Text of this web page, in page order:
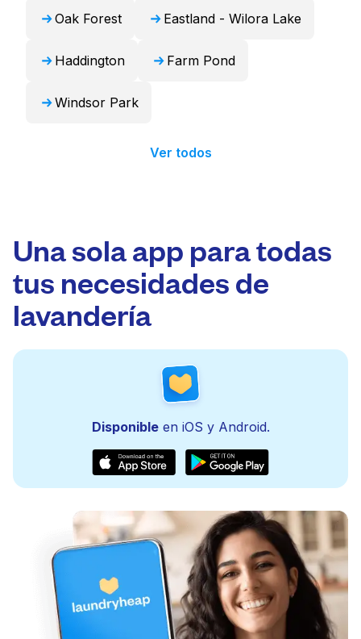
Oak Forest Eastland - Wilora Lake
Haddington Farm Pond
Windsor Park
Ver todos
Una sola app para todas
tus necesidades de
lavandería
Disponibleen iOS y Android.